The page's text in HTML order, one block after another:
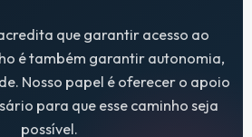
que garantir acesso ao
é também garantir autonomia,
Nosso papel é oferecer o apoio
para que esse caminho seja
possível.